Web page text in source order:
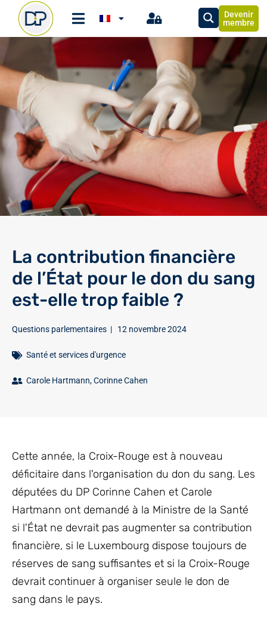
Devenir
membre
La contribution financière
de l’État pour le don du sang
est-elle trop faible ?
Questions parlementaires | 12 novembre 2024
Santé et services d'urgence
Carole Hartmann,Corinne Cahen
Cette année, la Croix-Rouge est à nouveau
déficitaire dans l'organisation du don du sang. Les
députées du DP Corinne Cahen et Carole
Hartmann ont demandé à la Ministre de la Santé
si l'État ne devrait pas augmenter sa contribution
financière, si le Luxembourg dispose toujours de
réserves de sang suffisantes et si la Croix-Rouge
devrait continuer à organiser seule le don de
sang dans le pays.